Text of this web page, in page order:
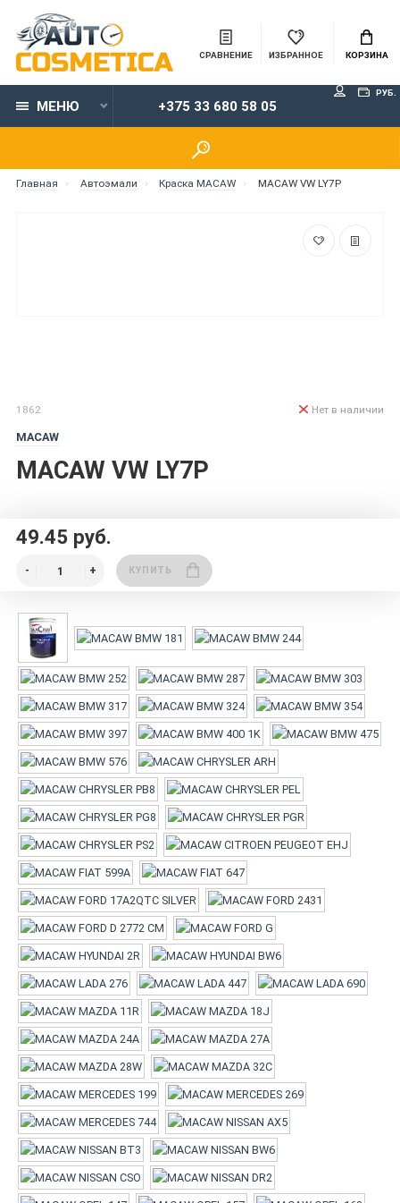
СРАВНЕНИЕ ИЗБРАННОЕ КОРЗИНА
МЕНЮ +375 33 680 58 05
РУБ.
Главная Автоэмали Краска MACAW MACAW VW LY7P
1862
MACAW
MACAW VW LY7P
Нет в наличии
49.45 руб.
КУПИТЬ